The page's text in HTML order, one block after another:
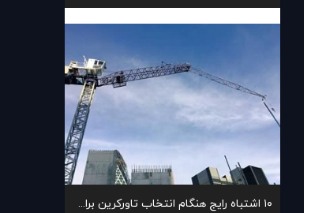
۱۰ اشتباه رایج هنگام انتخاب تاورکرین برای پروژه